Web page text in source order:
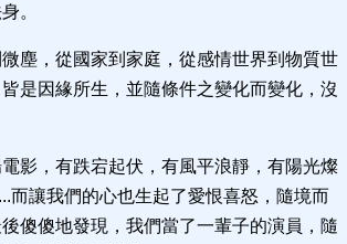
。
塵，從國家到家庭，從感情世界到物質世
是因緣所生，並隨條件之變化而變化，沒
影，有跌宕起伏，有風平浪靜，有陽光燦
而讓我們的心也生起了愛恨喜怒，隨境而
傻傻地發現，我們當了一輩子的演員，隨